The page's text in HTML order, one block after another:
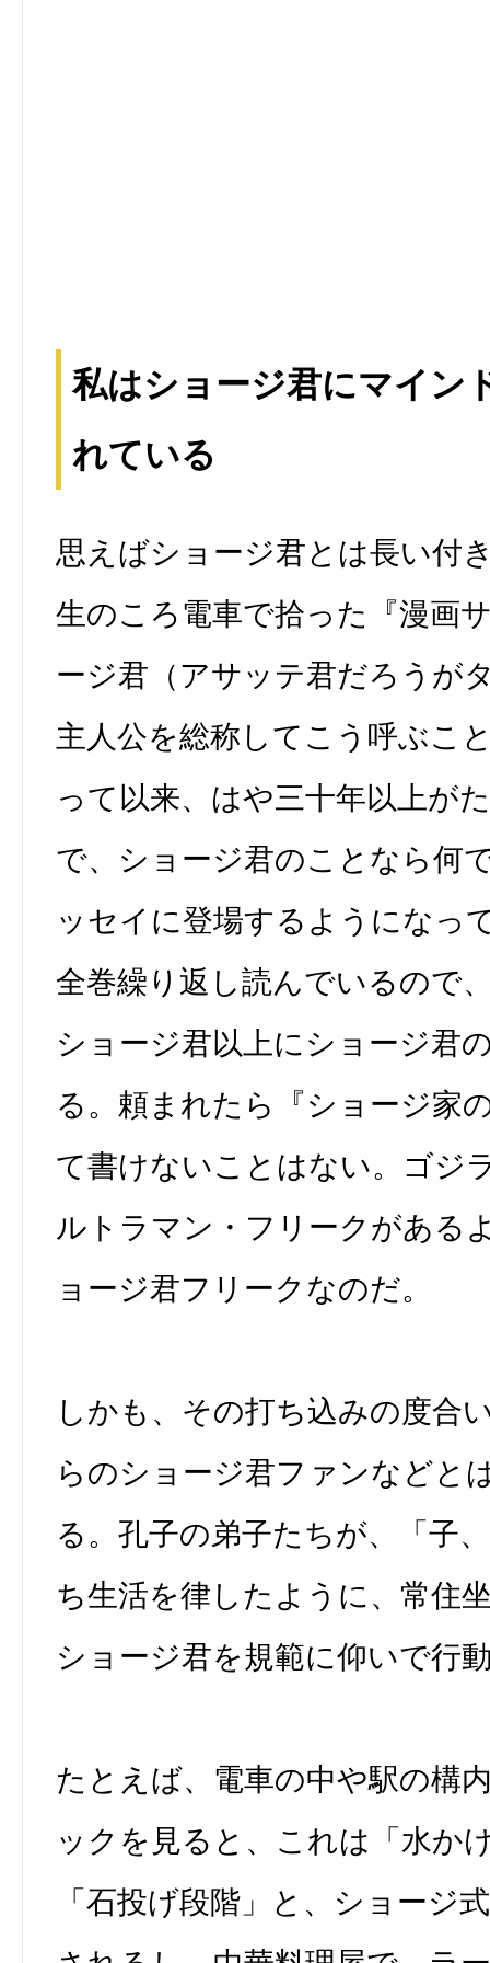
私はショージ君にマイン
れている
思えばショージ君とは長い付
生のころ電車で拾った『漫画
ージ君（アサッテ君だろうが
主人公を総称してこう呼ぶこ
って以来、はや三十年以上が
で、ショージ君のことなら何
ッセイに登場するようになっ
全巻繰り返し読んでいるので
ショージ君以上にショージ君
る。頼まれたら『ショージ家
て書けないことはない。ゴジ
ルトラマン・フリークがある
ョージ君フリークなのだ。
しかも、その打ち込みの度合
らのショージ君ファンなどと
る。孔子の弟子たちが、「子
ち生活を律したように、常住
ショージ君を規範に仰いで行
たとえば、電車の中や駅の構
ックを見ると、これは「水か
「石投げ段階」と、ショージ